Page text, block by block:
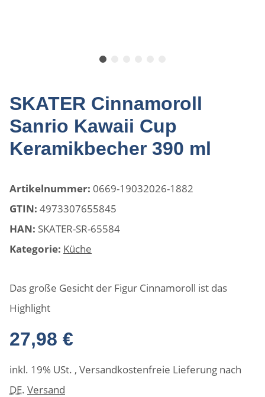
SKATER Cinnamoroll
Sanrio Kawaii Cup
Keramikbecher 390 ml
Artikelnummer: 0669-19032026-1882
GTIN: 4973307655845
HAN: SKATER-SR-65584
Kategorie: Küche
Das große Gesicht der Figur Cinnamoroll ist das
Highlight
27,98 €
inkl. 19% USt. , Versandkostenfreie Lieferung nach
DE. Versand